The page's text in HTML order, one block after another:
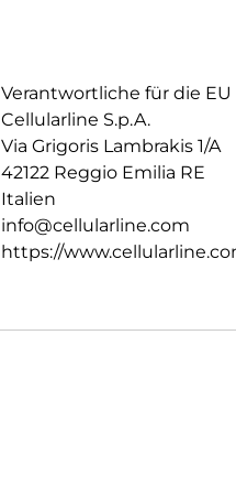
Verantwortliche für die EU
Cellularline S.p.A.
Via Grigoris Lambrakis 1/A
42122 Reggio Emilia RE
Italien
info@cellularline.com
https://